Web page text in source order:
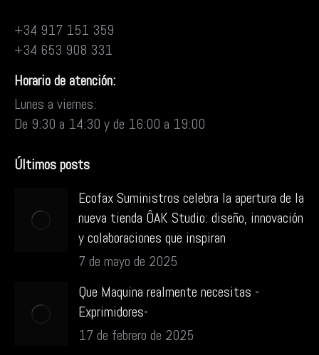
+34 917 151 359
+34 653 908 331
Horario de atención:
Lunes a viernes:
De 9:30 a 14:30 y de 16:00 a 19:00
Últimos posts
Ecofax Suministros celebra la apertura de la
nueva tienda ÔAK Studio: diseño, innovación
y colaboraciones que inspiran
7 de mayo de 2025
Que Maquina realmente necesitas -
Exprimidores-
17 de febrero de 2025